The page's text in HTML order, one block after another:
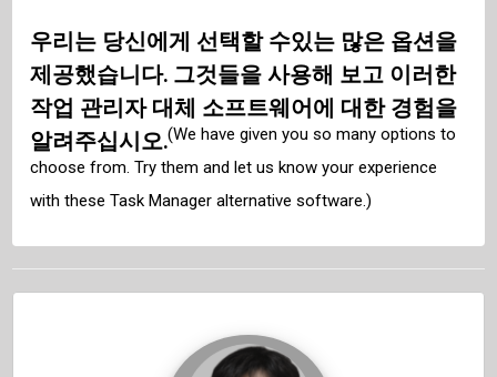
우리는 당신에게 선택할 수있는 많은 옵션을
제공했습니다. 그것들을 사용해 보고 이러한
작업 관리자 대체 소프트웨어에 대한 경험을
알려주십시오.(We have given you so many options to
choose from. Try them and let us know your experience
with these Task Manager alternative software.)